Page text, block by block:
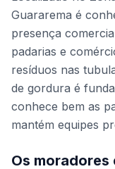
Guararema é
presença
padarias e
resíduos nas
de gordura é
conhece bem as
mantém equipes
Os moradores